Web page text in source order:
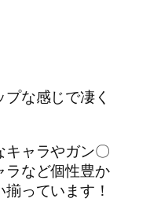
な感じで凄く
ャラやガン〇
ラなど個性豊か
っています！